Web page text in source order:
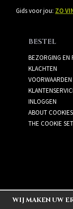
Gids voor jou: ZO
BESTEL
BEZORGING EN
KLACHTEN
VOORWAARDEN
INLOGGEN
ABOUT COOKIES
THE COOKIE
WIJ MAKEN UW